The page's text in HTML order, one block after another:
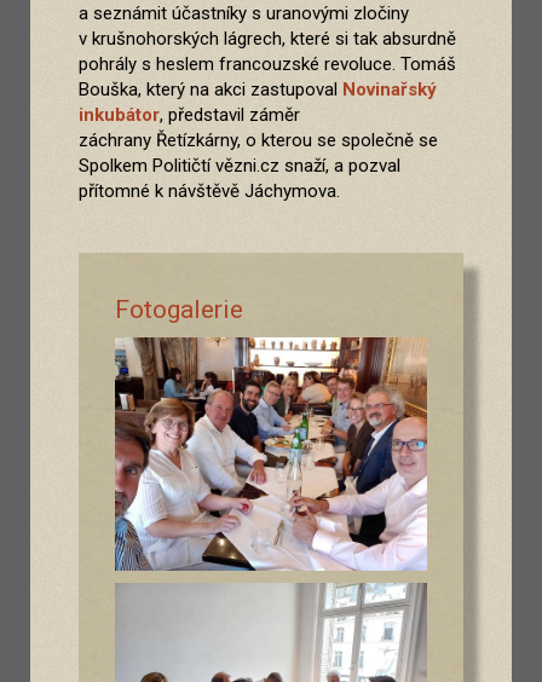
a seznámit účastníky s uranovými zločiny
v krušnohorských lágrech, které si tak absurdně
pohrály s heslem francouzské revoluce. Tomáš
Bouška, který na akci zastupoval Novinařský
inkubátor, představil záměr
záchrany Řetízkárny, o kterou se společně se
Spolkem Političtí vězni.cz snaží, a pozval
přítomné k návštěvě Jáchymova.
Fotogalerie